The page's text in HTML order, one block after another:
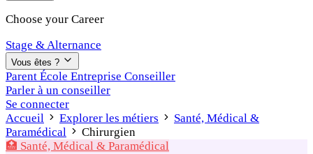
Choose your Career
Stage & Alternance
Vous êtes ?
Parent École Entreprise Conseiller
Parler à un conseiller
Se connecter
Accueil
Explorer les métiers
Santé, Médical &
Paramédical
Chirurgien
🏥 Santé, Médical & Paramédical